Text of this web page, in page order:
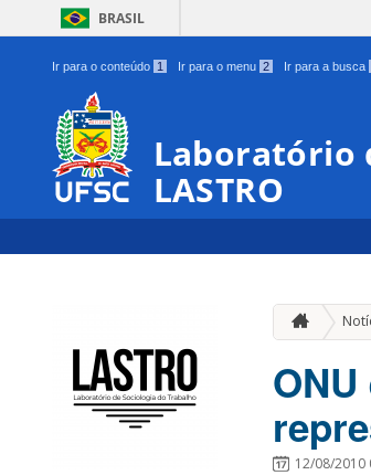
BRASIL
Ir para o conteúdo 1 Ir para o menu 2 Ir para a busca
Laboratório
LASTRO
12/08/2010